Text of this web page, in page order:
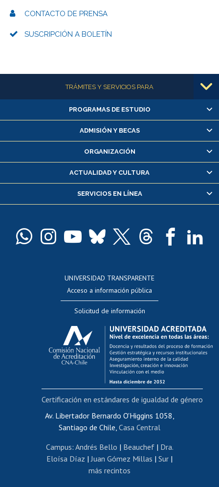
CONTACTO DE PRENSA
SUSCRIPCIÓN A BOLETÍN
Más informaciónTRÁMITES Y SERVICIOS PARA
Alumnas/os y exalumnas/os
Matrícula en línea
Inscripción y cambio de asignaturas
Consulta y certificado de notas
Servicio médico y dental
Pago de arancel y crédito alumnos
Docentes
Evaluación docente
Calificación académica
Postulación al AUCAI
Funcionarias/os
Cursos internos de capacitación
Bienestar del personal
Portal de movilidad interna
Certificado de renta
Certificado de renta honorarios
Editar páginas blancas
Extranjeras/os
PROGRAMAS DE ESTUDIO
ADMISIÓN Y BECAS
ORGANIZACIÓN
ACTUALIDAD Y CULTURA
SERVICIOS EN LÍNEA
UNIVERSIDAD TRANSPARENTE
Acceso a información pública
Solicitud de información
Av. Libertador Bernardo O'Higgins 1058,
Santiago de Chile, Casa Central
Campus: Andrés Bello | Beauchef| Dra.
Eloísa Díaz |Juan Gómez Millas | Sur |
más recintos
Certificación en estándares de igualdad de género